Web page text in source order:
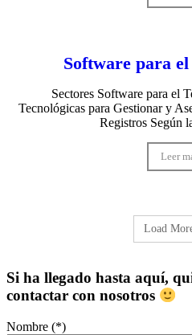
Software para
Sectores Software para el
Tecnológicas para Gestionar y
Registros Según
Leer
Load
Si ha llegado hasta aquí,
contactar con nosotros
Nombre (*)